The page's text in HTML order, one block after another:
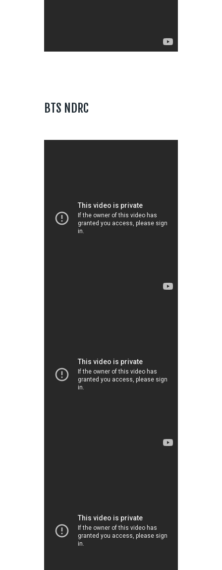
BTS NDRC